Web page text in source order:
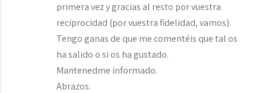
primera vez y gracias al resto por vuestra
reciprocidad (por vuestra fidelidad, vamos).
Tengo ganas de que me comentéis que tal os
ha salido o si os ha gustado.
Mantenedme informado.
Abrazos.